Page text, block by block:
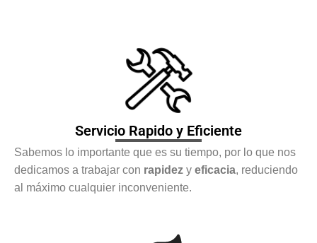
Servicio Rapido y Eficiente
Sabemos lo importante que es su tiempo, por lo que nos
dedicamos a trabajar con rapidez y eficacia, reduciendo
al máximo cualquier inconveniente.